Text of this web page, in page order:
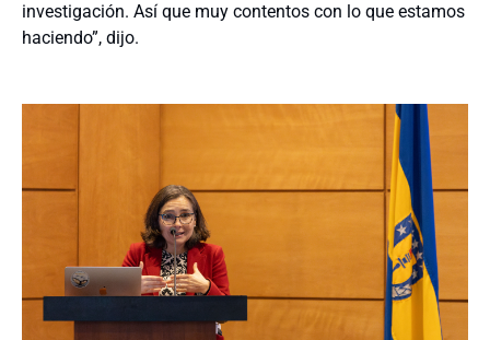
investigación. Así que muy contentos con lo que estamos
haciendo”, dijo.